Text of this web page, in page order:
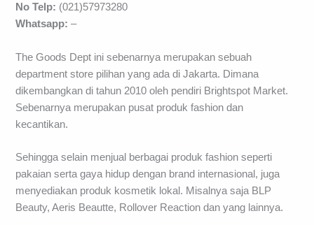
No Telp: (021)57973280
Whatsapp: –
The Goods Dept ini sebenarnya merupakan sebuah
department store pilihan yang ada di Jakarta. Dimana
dikembangkan di tahun 2010 oleh pendiri Brightspot Market.
Sebenarnya merupakan pusat produk fashion dan
kecantikan.
Sehingga selain menjual berbagai produk fashion seperti
pakaian serta gaya hidup dengan brand internasional, juga
menyediakan produk kosmetik lokal. Misalnya saja BLP
Beauty, Aeris Beautte, Rollover Reaction dan yang lainnya.